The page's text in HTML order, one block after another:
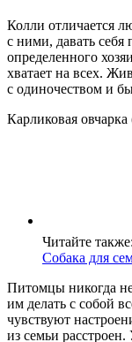
Колли отличается
с ними, давать себя
определенного
хватает на всех.
с одиночеством и
Карликовая
Читайте также:
Собака для
Питомцы никогда
им делать с собой
чувствуют
из семьи